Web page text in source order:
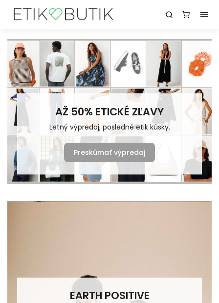
AŽ 50% ETICKÉ ZĽAVY
Letný výpredaj, posledné etik kúsky.
Preskúmať výpredaj
EARTH POSITIVE